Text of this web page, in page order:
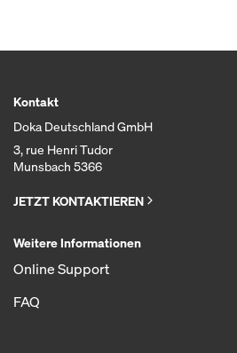
Kontakt
Doka Deutschland GmbH
3, rue Henri Tudor
Munsbach 5366
JETZT KONTAKTIEREN
Weitere Informationen
Online Support
FAQ